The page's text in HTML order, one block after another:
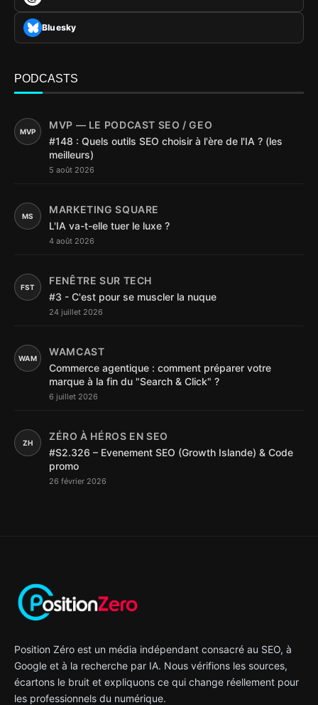
Bluesky
PODCASTS
MVP
MVP — LE PODCAST SEO / GEO
#148 : Quels outils SEO choisir à l'ère de l'IA ? (les
meilleurs)
5 août 2026
MS
MARKETING SQUARE
L'IA va-t-elle tuer le luxe ?
4 août 2026
FST
FENÊTRE SUR TECH
#3 - C'est pour se muscler la nuque
24 juillet 2026
WAM
WAMCAST
Commerce agentique : comment préparer votre
marque à la fin du "Search & Click" ?
6 juillet 2026
ZH
ZÉRO À HÉROS EN SEO
#S2.326 – Evenement SEO (Growth Islande) & Code
promo
26 février 2026
Position Zéro est un média indépendant consacré au SEO, à
Google et à la recherche par IA. Nous vérifions les sources,
écartons le bruit et expliquons ce qui change réellement pour
les professionnels du numérique.